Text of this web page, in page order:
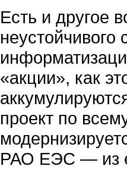
Есть и другое
«акции», как
проект по
РАО ЕЭС — из